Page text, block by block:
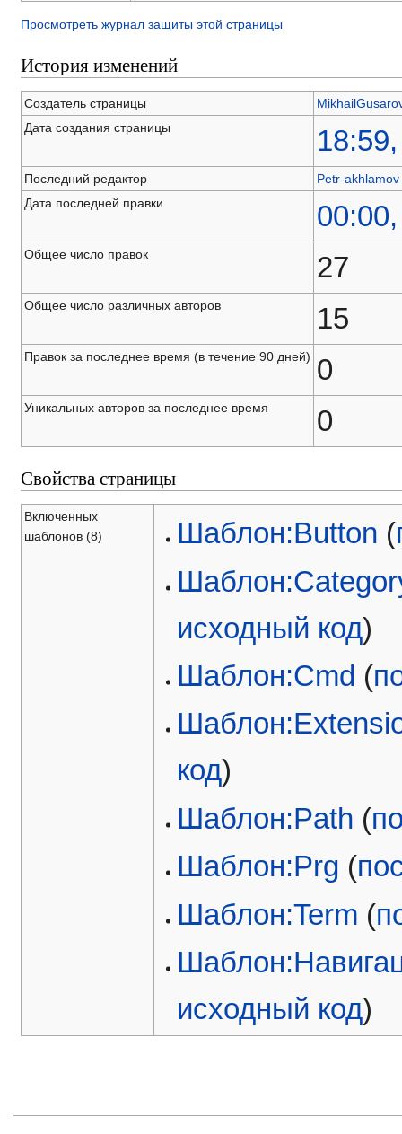
Просмотреть журнал защиты этой страницы
История изменений
Создатель страницы
Дата создания страницы
Последний редактор
Petr-akhlamov
Дата последней правки
Общее число правок 27
Общее число различных авторов 15
Правок за последнее время (в течение 90 дней) 0
Уникальных авторов за последнее время 0
Свойства страницы
Включенных
шаблонов (8)
Шаблон:Button (
исходный код)
Шаблон:Cmd (
код)
Шаблон:Path (
Шаблон:Prg (
Шаблон:Term (
исходный код)